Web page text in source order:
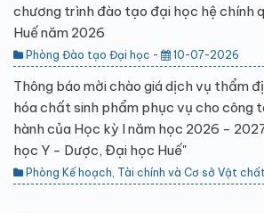
chương trình đào tạo đại học hệ chính
Huế năm 2026
Phòng Đào tạo Đại học - 10-07-2026
Thông báo mời chào giá dịch vụ thẩm
hóa chất sinh phẩm phục vụ cho công
hành của Học kỳ I năm học 2026 -
học Y - Dược, Đại học Huế"
Phòng Kế hoạch, Tài chính và Cơ sở Vật